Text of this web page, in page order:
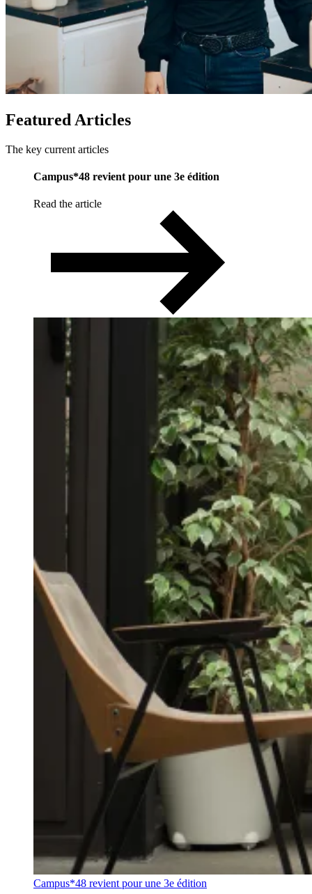
Featured Articles
The key current articles
Campus*48 revient pour une 3e édition
Read the article
Campus*48 revient pour une 3e édition